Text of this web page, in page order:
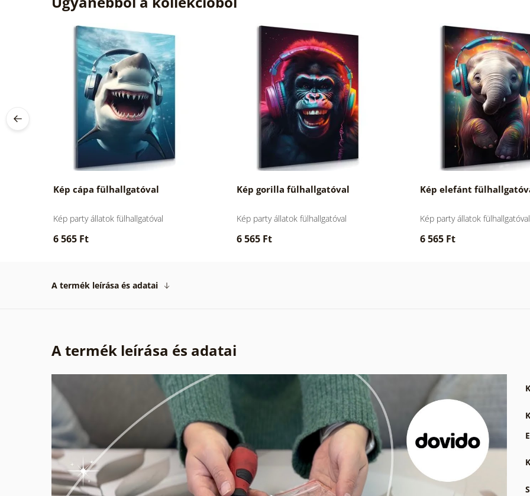
Kép cápa fülhallgatóval
Kép party állatok fülhallgatóval
6 565 Ft
Kép gorilla fülhallgatóval
Kép party állatok fülhallgatóval
6 565 Ft
Kép elefánt
Kép party állatok fülhallgatóval
6 565 Ft
A termék leírása és adatai
A termék leírása és adatai